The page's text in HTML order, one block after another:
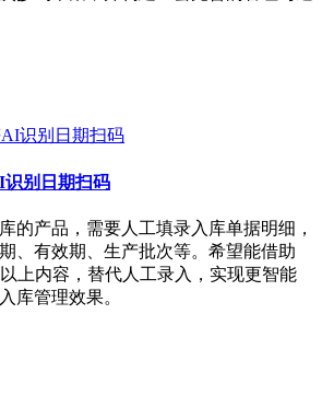
别日期扫码
产品，需要人工填录入库单据明细，
、有效期、生产批次等。希望能借助
内容，替代人工录入，实现更智能
理效果。